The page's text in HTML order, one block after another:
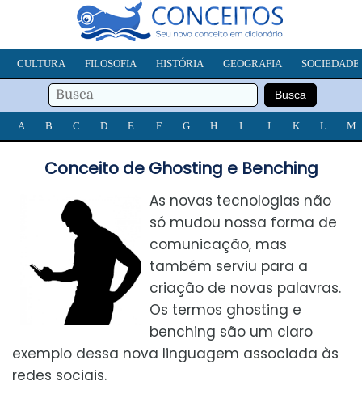
CULTURA FILOSOFIA HISTÓRIA GEOGRAFIA SOCIEDADE
A B C D E F G H I J K L M
Conceito de Ghosting e Benching
As novas tecnologias não
só mudou nossa forma de
comunicação, mas
também serviu para a
criação de novas palavras.
Os termos ghosting e
benching são um claro
exemplo dessa nova linguagem associada às
redes sociais.